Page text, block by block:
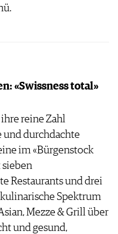
«Swissness total»
reine Zahl
und durchdachte
im «Bürgenstock
sieben
Restaurants und drei
kulinarische Spektrum
Mezze & Grill über
und gesund,